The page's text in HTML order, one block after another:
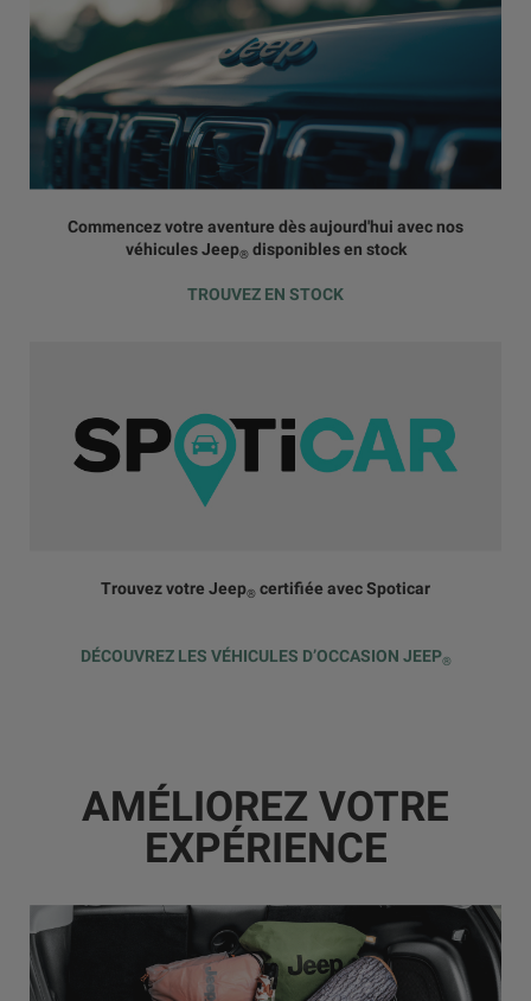
Commencez votre aventure dès aujourd'hui avec nos
véhicules Jeep®disponibles en stock
TROUVEZ EN STOCK
Trouvez votre Jeep® certifiée avec Spoticar
DÉCOUVREZ LES VÉHICULES D’OCCASION JEEP®
AMÉLIOREZ VOTRE
EXPÉRIENCE